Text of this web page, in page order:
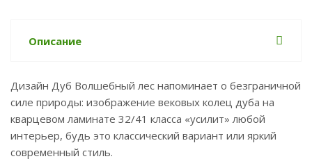
Описание
Дизайн Дуб Волшебный лес напоминает о безграничной
силе природы: изображение вековых колец дуба на
кварцевом ламинате 32/41 класса «усилит» любой
интерьер, будь это классический вариант или яркий
современный стиль.